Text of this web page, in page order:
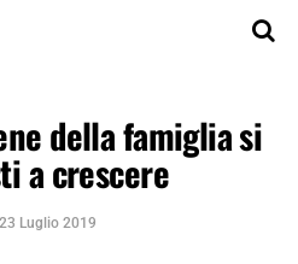
della famiglia si
a crescere
23 Luglio 2019